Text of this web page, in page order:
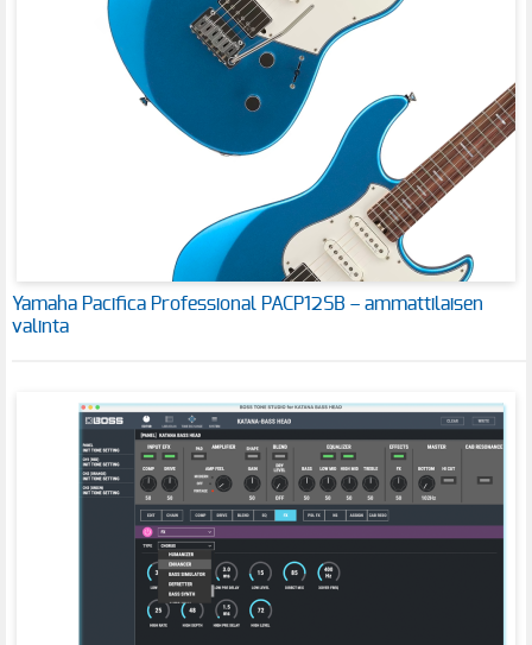
Yamaha Pacifica Professional PACP12SB – ammattilaisen
valinta